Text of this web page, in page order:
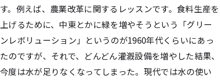
す。例えば、農業改革に関するレッスンです。食料生産を
上げるために、中東とかに緑を増やそうという「グリー
ンレボリューション」というのが1960年代くらいにあっ
たのですが、それで、どんどん灌漑設備を増やした結果、
今度は水が足りなくなってしまった。現代では水の使い